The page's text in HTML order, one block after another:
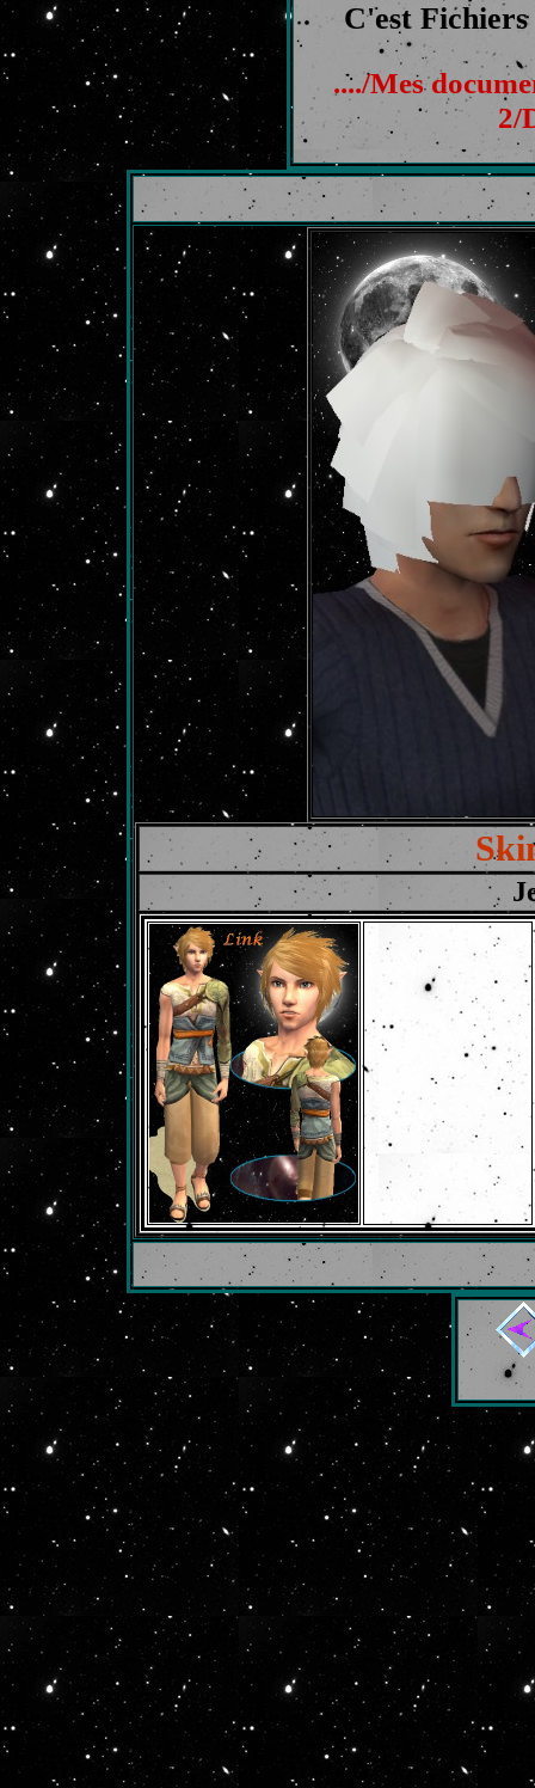
C'est
..../Mes
2/